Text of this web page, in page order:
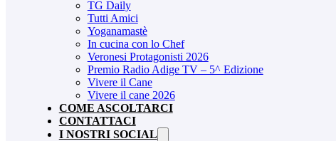
TG Daily
Tutti Amici
Yoganamastè
In cucina con lo Chef
Veronesi Protagonisti 2026
Premio Radio Adige TV – 5^ Edizione
Vivere il Cane
Vivere il cane 2026
COME ASCOLTARCI
CONTATTACI
I NOSTRI SOCIAL